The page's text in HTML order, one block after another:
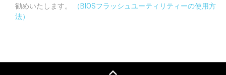
勧めいたします。
（BIOSフラッシュユーティリティーの使用方
法）